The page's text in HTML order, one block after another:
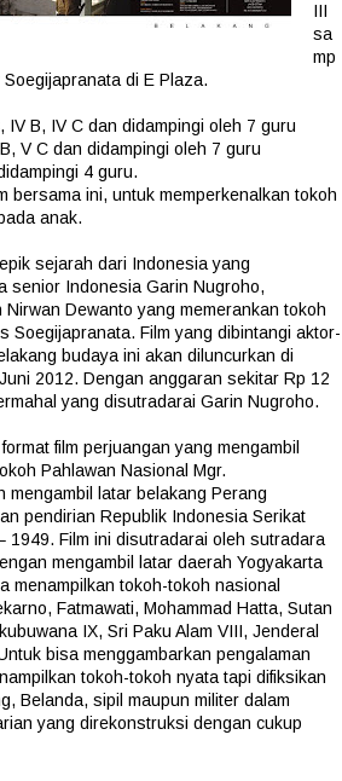
III
sa
mp
di E Plaza.
IV B, IV C dan didampingi oleh 7 guru
V C dan didampingi oleh 7 guru
4 guru.
bersama ini, untuk memperkenalkan tokoh
anak.
sejarah dari Indonesia yang
senior Indonesia Garin Nugroho,
Dewanto yang memerankan tokoh
Soegijapranata. Film yang dibintangi aktor-
budaya ini akan diluncurkan di
2012. Dengan anggaran sekitar Rp 12
yang disutradarai Garin Nugroho.
film perjuangan yang mengambil
Pahlawan Nasional Mgr.
mengambil latar belakang Perang
pendirian Republik Indonesia Serikat
1949. Film ini disutradarai oleh sutradara
mengambil latar daerah Yogyakarta
menampilkan tokoh-tokoh nasional
Fatmawati, Mohammad Hatta, Sutan
IX, Sri Paku Alam VIII, Jenderal
bisa menggambarkan pengalaman
tokoh-tokoh nyata tapi difiksikan
Belanda, sipil maupun militer dalam
yang direkonstruksi dengan cukup